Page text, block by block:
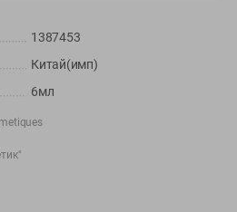
и комментарии
1387453
Китай(имп)
6мл